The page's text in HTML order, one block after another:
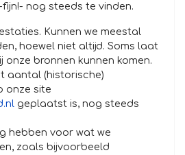
nog steeds te vinden.
Kunnen we meestal
hoewel niet altijd. Soms laat
onze bronnen kunnen komen.
aantal (historische)
onze site
geplaatst is, nog steeds
hebben voor wat we
zoals bijvoorbeeld